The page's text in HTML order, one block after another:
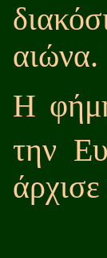
αιώνα.
Η
την